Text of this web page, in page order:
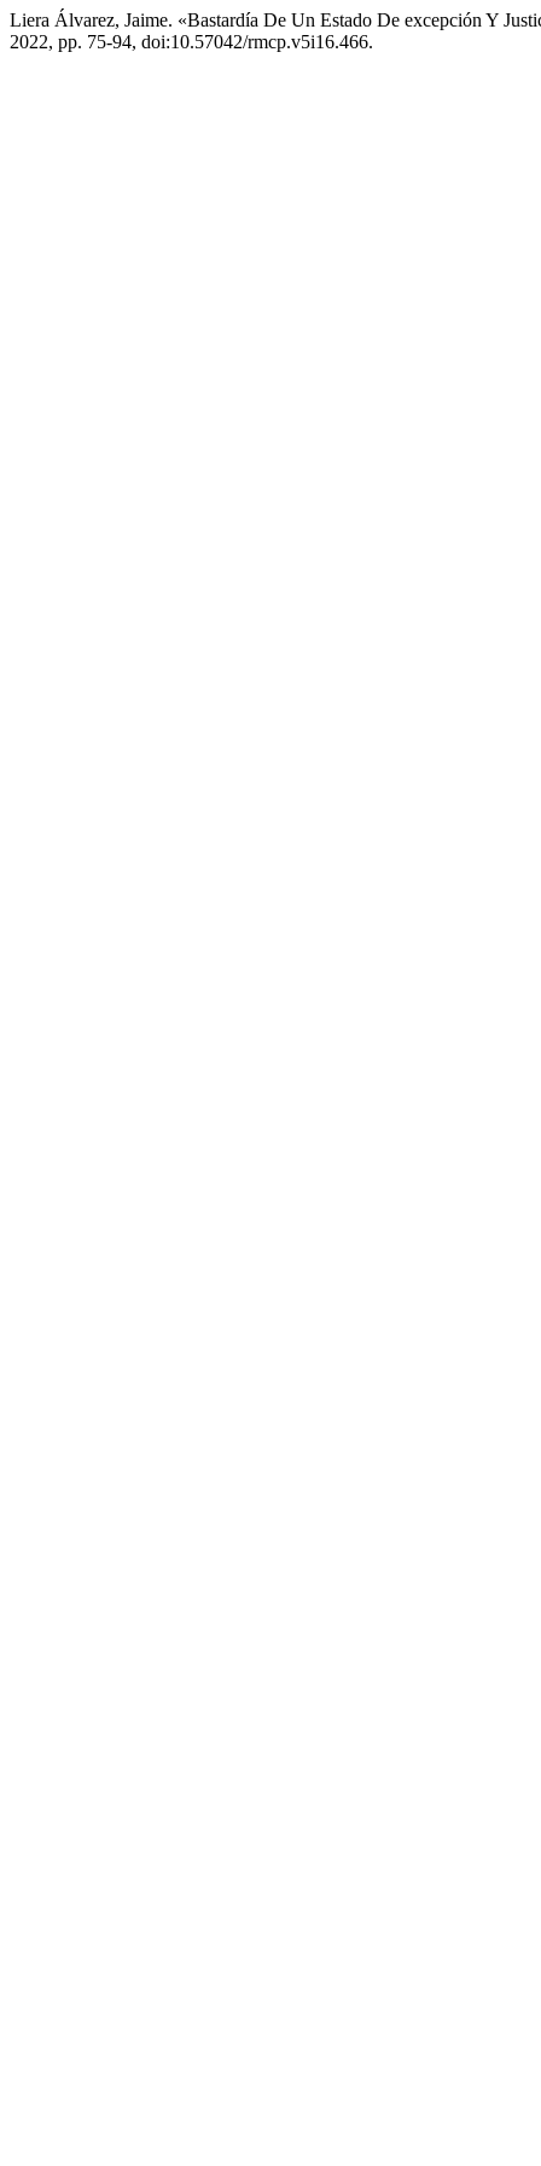
Liera Álvarez, Jaime. «Bastardía De Un Estado De excepción Y
2022, pp. 75-94, doi:10.57042/rmcp.v5i16.466.